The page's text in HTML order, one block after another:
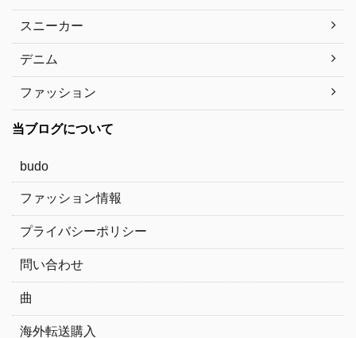
スニーカー
デニム
ファッション
当ブログについて
budo
ファッション情報
プライバシーポリシー
問い合わせ
曲
海外転送購入